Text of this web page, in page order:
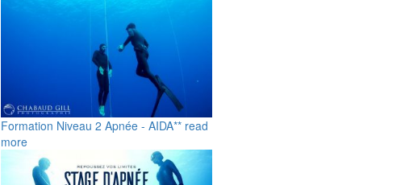
Formation Niveau 2 Apnée - AIDA** read
more